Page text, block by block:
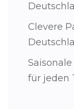
Clevere
für jeden